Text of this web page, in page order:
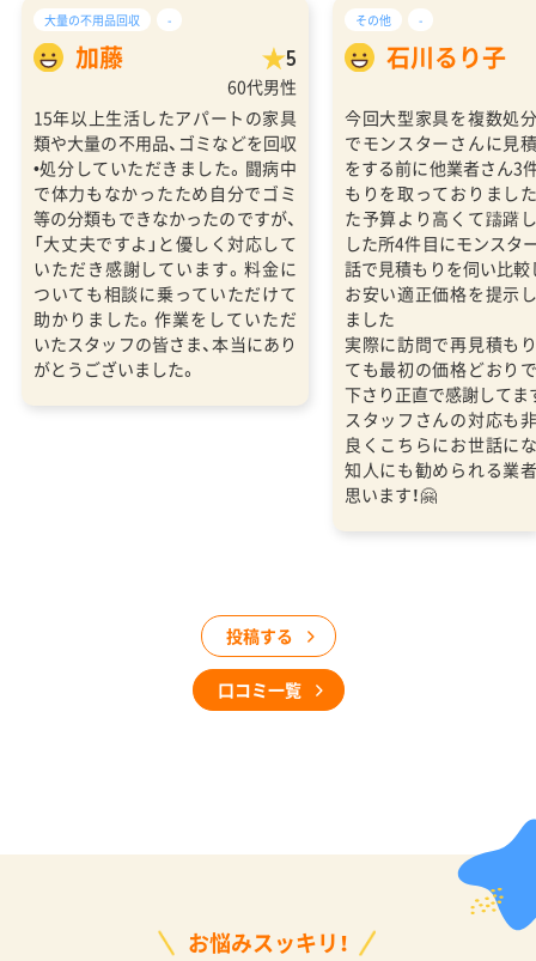
大量の不用品回収 -
加藤 5
60代男性
15年以上生活したアパートの家具
類や大量の不用品、ゴミなどを回収
•処分していただきました。闘病中
で体力もなかったため自分でゴミ
等の分類もできなかったのですが、
「大丈夫ですよ」と優しく対応して
いただき感謝しています。料金に
ついても相談に乗っていただけて
助かりました。作業をしていただ
いたスタッフの皆さま、本当にあり
がとうございました。
その他 -
石川るり子
今回大型家具を複数処
でモンスターさんに見
をする前に他業者さん3
もりを取っておりまし
た予算より高くて躊躇
した所4件目にモンスタ
話で見積もりを伺い比
お安い適正価格を提示
ました
実際に訪問で再見積も
ても最初の価格どおり
下さり正直で感謝してま
スタッフさんの対応も
良くこちらにお世話に
知人にも勧められる業
思います！🤗
投稿する
口コミ一覧
お悩みスッキリ！